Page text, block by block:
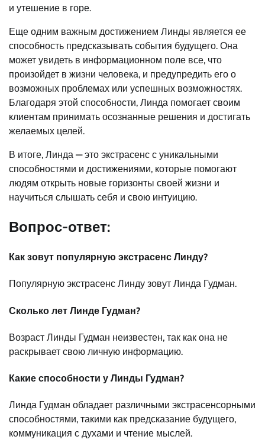
и утешение в горе.
Еще одним важным достижением Линды является ее
способность предсказывать события будущего. Она
может увидеть в информационном поле все, что
произойдет в жизни человека, и предупредить его о
возможных проблемах или успешных возможностях.
Благодаря этой способности, Линда помогает своим
клиентам принимать осознанные решения и достигать
желаемых целей.
В итоге, Линда — это экстрасенс с уникальными
способностями и достижениями, которые помогают
людям открыть новые горизонты своей жизни и
научиться слышать себя и свою интуицию.
Вопрос-ответ:
Как зовут популярную экстрасенс Линду?
Популярную экстрасенс Линду зовут Линда Гудман.
Сколько лет Линде Гудман?
Возраст Линды Гудман неизвестен, так как она не
раскрывает свою личную информацию.
Какие способности у Линды Гудман?
Линда Гудман обладает различными экстрасенсорными
способностями, такими как предсказание будущего,
коммуникация с духами и чтение мыслей.